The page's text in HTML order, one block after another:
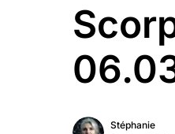
Stéphanie